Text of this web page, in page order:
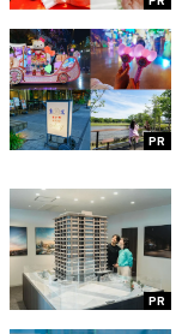
PR
PR